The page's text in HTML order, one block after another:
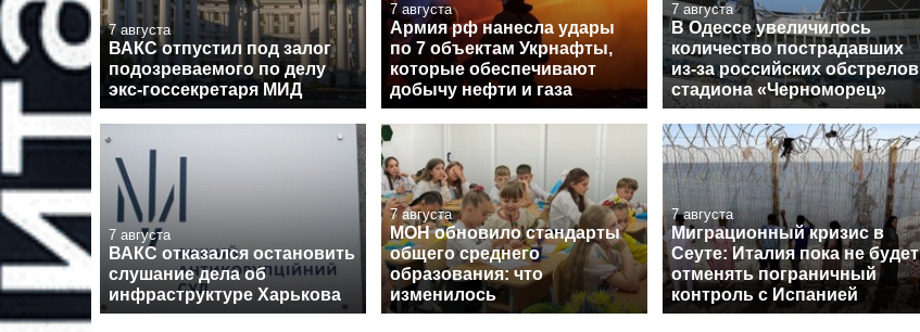
7 августа
ВАКС отпустил под залог
подозреваемого по делу
экс-госсекретаря МИД
7 августа
Армия рф нанесла удары
по 7 объектам Укрнафты,
которые обеспечивают
добычу нефти и газа
7 августа
В Одессе увеличилось
количество пострадавших
из-за российских обстрелов
стадиона «Черноморец»
7 августа
ВАКС отказался остановить
слушание дела об
инфраструктуре Харькова
7 августа
МОН обновило стандарты
общего среднего
образования: что
изменилось
7 августа
Миграционный кризис в
Сеуте: Италия пока не будет
отменять пограничный
контроль с Испанией